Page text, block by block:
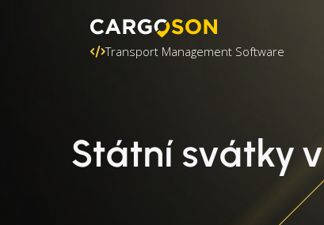
Transport Management Software
Státní svátky